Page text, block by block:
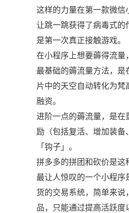
这样的力量在第一款微信
让跳一跳获得了病毒式的
是第一次真正接触游戏。
在小程序上想要薅得流量
最基础的薅流量方法，是
片中的天空自动转化为
融资。
进阶一点的薅流量，是在
励（包括复活、增加装
「钩子」。
拼多多的拼团和砍价是这
最让人惊叹的一个小程序
货的交易系统，简单来说
品，只能通过提高活跃度